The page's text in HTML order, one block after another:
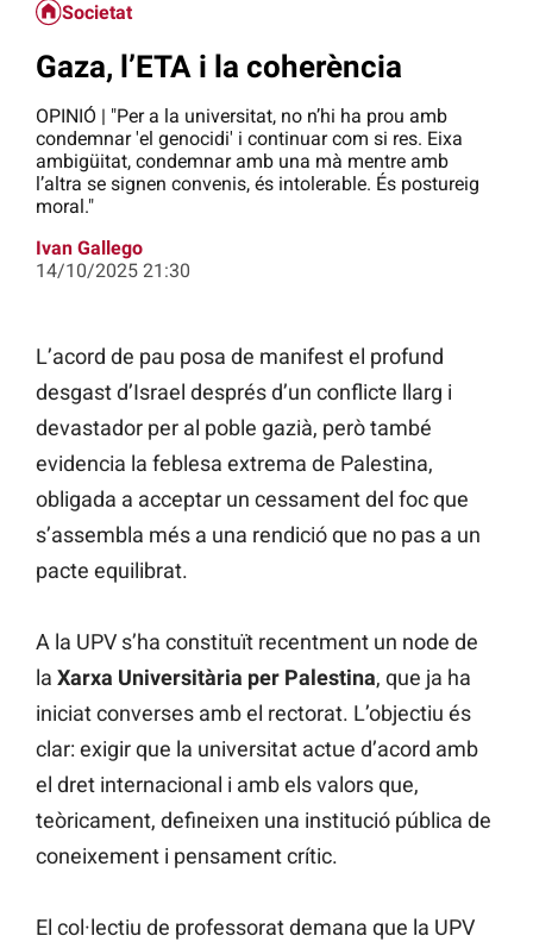
Societat
Gaza, l’ETA i la coherència
OPINIÓ | "Per a la universitat, no n’hi ha prou amb
condemnar 'el genocidi' i continuar com si res. Eixa
ambigüitat, condemnar amb una mà mentre amb
l’altra se signen convenis, és intolerable. És postureig
moral."
Ivan Gallego
14/10/2025 21:30
L’acord de pau posa de manifest el profund
desgast d’Israel després d’un conflicte llarg i
devastador per al poble gazià, però també
evidencia la feblesa extrema de Palestina,
obligada a acceptar un cessament del foc que
s’assembla més a una rendició que no pas a un
pacte equilibrat.
A la UPV s’ha constituït recentment un node de
la Xarxa Universitària per Palestina, que ja ha
iniciat converses amb el rectorat. L’objectiu és
clar: exigir que la universitat actue d’acord amb
el dret internacional i amb els valors que,
teòricament, defineixen una institució pública de
coneixement i pensament crític.
El col·lectiu de professorat demana que la UPV